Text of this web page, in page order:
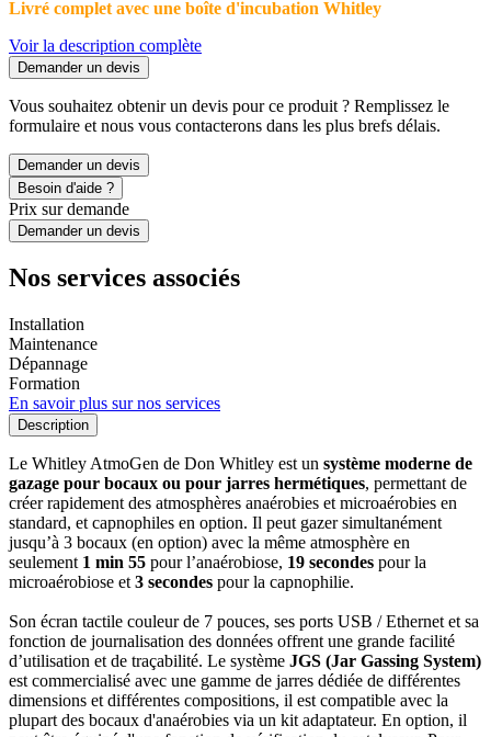
Livré complet avec une boîte d'incubation Whitley
Voir la description complète
Demander un devis
Vous souhaitez obtenir un devis pour ce produit ? Remplissez le
formulaire et nous vous contacterons dans les plus brefs délais.
Demander un devis
Besoin d'aide ?
Prix sur demande
Demander un devis
Nos services associés
Installation
Maintenance
Dépannage
Formation
En savoir plus sur nos services
Description
Le Whitley AtmoGen de Don Whitley est un système moderne de
gazage pour bocaux ou pour jarres hermétiques, permettant de
créer rapidement des atmosphères anaérobies et microaérobies en
standard, et capnophiles en option. Il peut gazer simultanément
jusqu’à 3 bocaux (en option) avec la même atmosphère en
seulement 1 min 55 pour l’anaérobiose, 19 secondes pour la
microaérobiose et 3 secondes pour la capnophilie.
Son écran tactile couleur de 7 pouces, ses ports USB / Ethernet et sa
fonction de journalisation des données offrent une grande facilité
d’utilisation et de traçabilité. Le système JGS (Jar Gassing System)
est commercialisé avec une gamme de jarres dédiée de différentes
dimensions et différentes compositions, il est compatible avec la
plupart des bocaux d'anaérobies via un kit adaptateur. En option, il